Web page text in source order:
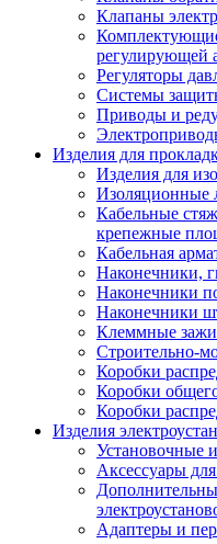
Клапаны
регулирующей
Регуляторы
Системы
Приводы и
Изделия для
Изделия для
Изоляционные
Кабельные
крепежные
Кабельная
Наконечники,
Наконечники
Наконечники
Клеммные
Строительно-
Коробки
Коробки
Коробки
Изделия
Установочные
Аксессуары
Адаптеры и